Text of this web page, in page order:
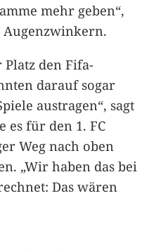
mehr geben“,
Augenzwinkern.
den Fifa-
darauf sogar
austragen“, sagt
es für den 1. FC
Weg nach oben
„Wir haben das bei
Das wären